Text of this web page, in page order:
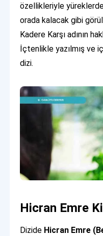
özellikleriyle
orada kalacak gibi
Kadere Karşı adının
İçtenlikle yazılmış ve
dizi.
Hicran Emre
Dizide Hicran Emre